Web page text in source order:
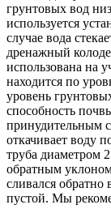
грунтовых вод
используется
случае вода
дренажный
использована на
находится по
уровень
способность
принудительным
откачивает воду
труба диаметром
обратным
сливался обратно
пустой. Мы